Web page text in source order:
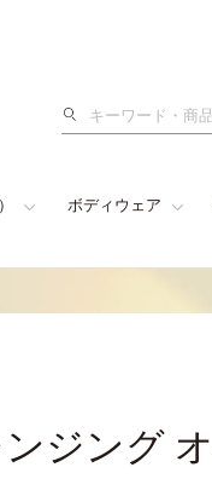
検
ボディウェア
ジング